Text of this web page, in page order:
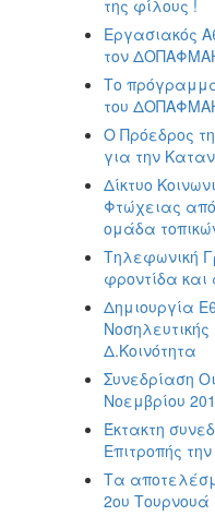
της φίλους !
Εργασιακός
τον
Το
του
Ο Πρόεδρος
για την
Δίκτυο
Φτώχειας
ομάδα
Τηλεφωνική
φροντίδα
Δημιουργία
Δ.Κοινότητα
Συνεδρίαση
Νοεμβρίου
Έκτακτη
Επιτροπής
Τα
2ου